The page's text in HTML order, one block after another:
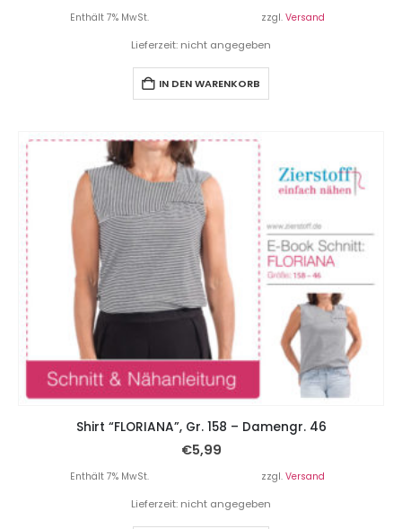
Enthält 7% MwSt. zzgl. Versand
Lieferzeit: nicht angegeben
IN DEN WARENKORB
Shirt “FLORIANA”, Gr. 158 – Damengr. 46
€5,99
Enthält 7% MwSt. zzgl. Versand
Lieferzeit: nicht angegeben